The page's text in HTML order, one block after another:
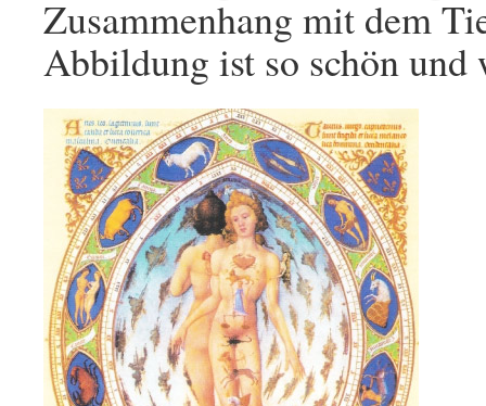
Zusammenhang mit dem
Abbildung ist so schön